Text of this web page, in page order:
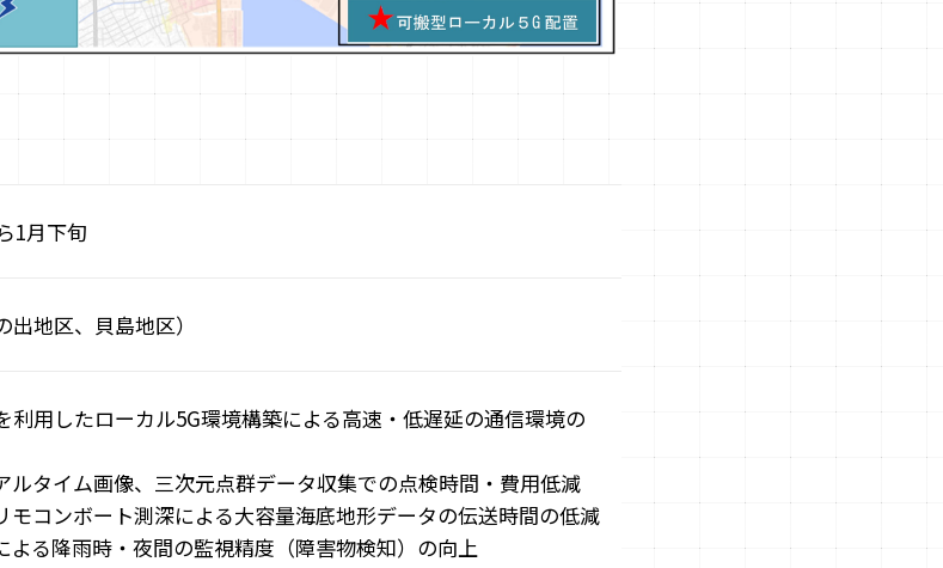
1月下旬
地区、貝島地区）
⽤したローカル5G環境構築による⾼速・低遅延の通信環境の
タイム画像、三次元点群データ収集での点検時間・費⽤低減
コンボート測深による⼤容量海底地形データの伝送時間の低減
る降⾬時・夜間の監視精度（障害物検知）の向上